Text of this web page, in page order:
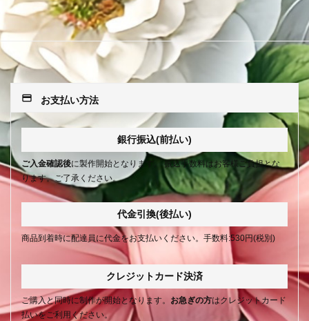
payment お支払い方法
銀行振込(前払い)
ご入金確認後に製作開始となります。 振込手数料はお客様ご負担とな
ります。ご了承ください。
代金引換(後払い)
商品到着時に配達員に代金をお支払いください。手数料:530円(税別)
クレジットカード決済
ご購入と同時に制作が開始となります。 お急ぎの方はクレジットカード
払いをご利用ください。